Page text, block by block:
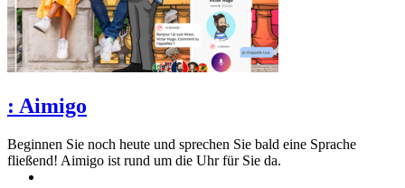
: Aimigo
Beginnen Sie noch heute und sprechen Sie bald eine Sprache
fließend! Aimigo ist rund um die Uhr für Sie da.